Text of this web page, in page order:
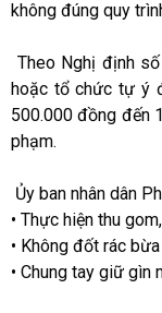
không đúng quy
Theo Nghị định
hoặc tổ chức tự ý
500.000 đồng đến
phạm.
Ủy ban nhân dân
• Thực hiện thu
• Không đốt rác
• Chung tay giữ